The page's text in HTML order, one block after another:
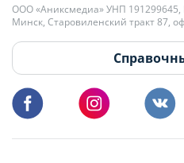
Мы принимаем звонки и отвечаем
18:00.
+375 29 179-11-28 Владислав
vg@domovita.by
Пишите и звоните нам в будние дни
ООО «Аниксмедиа» УНП 191299645,
Минск, Старовиленский тракт 87,